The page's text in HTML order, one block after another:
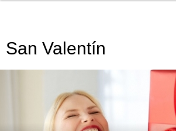
San Valentín